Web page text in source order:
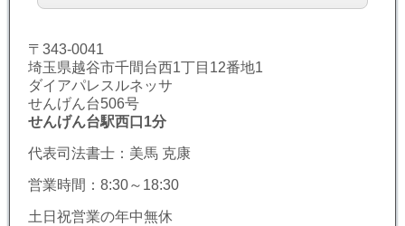
〒343-0041
埼玉県越谷市千間台西1丁目12番地1
ダイアパレスルネッサ
せんげん台506号
せんげん台駅西口1分
代表司法書士：美馬 克康
営業時間：8:30～18:30
土日祝営業の年中無休